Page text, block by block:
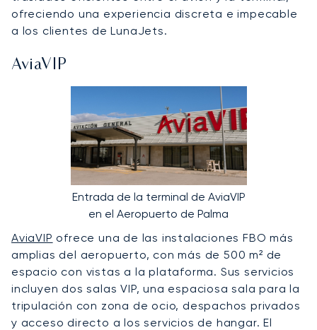
ofreciendo una experiencia discreta e impecable
a los clientes de LunaJets.
AviaVIP
Entrada de la terminal de AviaVIP
en el Aeropuerto de Palma
AviaVIP ofrece una de las instalaciones FBO más
amplias del aeropuerto, con más de 500 m² de
espacio con vistas a la plataforma. Sus servicios
incluyen dos salas VIP, una espaciosa sala para la
tripulación con zona de ocio, despachos privados
y acceso directo a los servicios de hangar. El